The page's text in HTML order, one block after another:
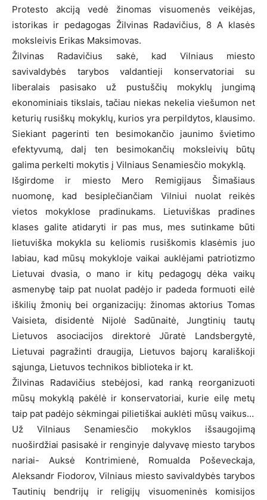
Protesto akciją vedė žinomas visuomenės veikėjas,
istorikas ir pedagogas Žilvinas Radavičius, 8 A klasės
moksleivis Erikas Maksimovas.
Žilvinas Radavičius sakė, kad Vilniaus miesto
savivaldybės tarybos valdantieji konservatoriai su
liberalais pasisako už pustuščių mokyklų jungimą
ekonominiais tikslais, tačiau niekas nekelia viešumon net
keturių rusiškų mokyklų, kurios yra perpildytos, klausimo.
Siekiant pagerinti ten besimokančio jaunimo švietimo
efektyvumą, dalį ten besimokančių moksleivių būtų
galima perkelti mokytis į Vilniaus Senamiesčio mokyklą.
Išgirdome ir miesto Mero Remigijaus Šimašiaus
nuomonę, kad besiplečiančiam Vilniui nuolat reikės
vietos mokyklose pradinukams. Lietuviškas pradines
klases galite atidaryti ir pas mus, mes sutinkame būti
lietuviška mokykla su keliomis rusiškomis klasėmis juo
labiau, kad mūsų mokykloje vaikai auklėjami patriotizmo
Lietuvai dvasia, o mano ir kitų pedagogų dėka vaikų
asmenybę taip pat nuolat padėjo ir padeda formuoti eilė
iškilių žmonių bei organizacijų: žinomas aktorius Tomas
Vaisieta, disidentė Nijolė Sadūnaitė, Jungtinių tautų
Lietuvos asociacijos direktorė Jūratė Landsbergytė,
Lietuvai pagražinti draugija, Lietuvos bajorų karališkoji
sąjunga, Lietuvos technikos biblioteka ir kt.
Žilvinas Radavičius stebėjosi, kad ranką reorganizuoti
mūsų mokyklą pakėlė ir konservatoriai, kurie eilę metų
taip pat padėjo sėkmingai pilietiškai auklėti mūsų vaikus…
Už Vilniaus Senamiesčio mokyklos išsaugojimą
nuoširdžiai pasisakė ir renginyje dalyvavę miesto tarybos
nariai- Auksė Kontrimienė, Romualda Poševeckaja,
Aleksandr Fiodorov, Vilniaus miesto savivaldybės tarybos
Tautinių bendrijų ir religijų visuomeninės komisijos